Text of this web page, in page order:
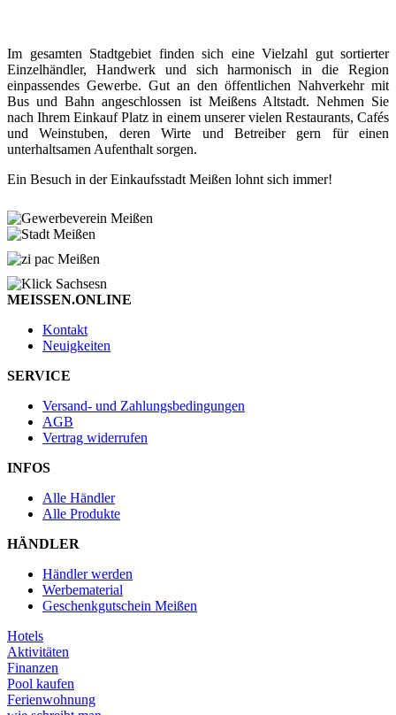
Im gesamten Stadtgebiet finden sich eine Vielzahl gut sortierter
Einzelhändler, Handwerk und sich harmonisch in die Region
einpassendes Gewerbe. Gut an den öffentlichen Nahverkehr mit
Bus und Bahn angeschlossen ist Meißens Altstadt. Nehmen Sie
nach Ihrem Einkauf Platz in einem unserer vielen Restaurants, Cafés
und Weinstuben, deren Wirte und Betreiber gern für einen
unterhaltsamen Aufenthalt sorgen.
Ein Besuch in der Einkaufsstadt Meißen lohnt sich immer!
MEISSEN.ONLINE
Kontakt
Neuigkeiten
SERVICE
Versand- und Zahlungsbedingungen
AGB
Vertrag widerrufen
INFOS
Alle Händler
Alle Produkte
HÄNDLER
Händler werden
Werbematerial
Geschenkgutschein Meißen
Hotels
Aktivitäten
Finanzen
Pool kaufen
Ferienwohnung